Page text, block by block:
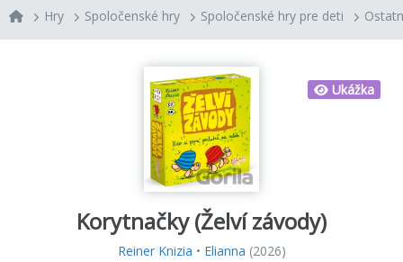
Hry Spoločenské hry Spoločenské hry pre deti
Ukážka
Korytnačky (Želví závody)
Reiner Knizia • Elianna (2026)